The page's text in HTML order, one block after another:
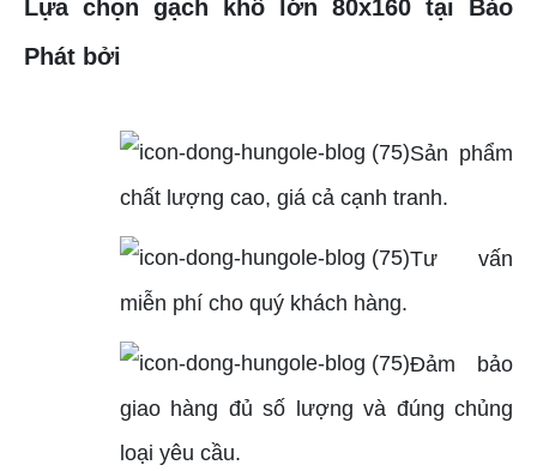
Lựa chọn gạch khổ lớn 80x160 tại Bảo
Phát bởi
Sản phẩm
chất lượng cao, giá cả cạnh tranh.
Tư vấn
miễn phí cho quý khách hàng.
Đảm bảo
giao hàng đủ số lượng và đúng chủng
loại yêu cầu.